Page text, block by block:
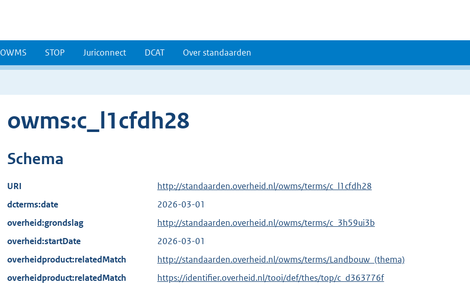
OWMS STOP Juriconnect DCAT Over standaarden
owms:c_l1cfdh28
Schema
URI
http://standaarden.overheid.nl/owms/terms/c_l1cfdh28
dcterms:date
2026-03-01
overheid:grondslag
http://standaarden.overheid.nl/owms/terms/c_3h59ui3b
overheid:startDate
2026-03-01
overheidproduct:relatedMatch
http://standaarden.overheid.nl/owms/terms/Landbouw_(thema)
overheidproduct:relatedMatch
https://identifier.overheid.nl/tooi/def/thes/top/c_d363776f